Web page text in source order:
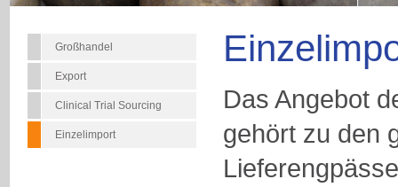
Großhandel
Export
Clinical Trial Sourcing
Einzelimport
Das Angebot
gehört zu den